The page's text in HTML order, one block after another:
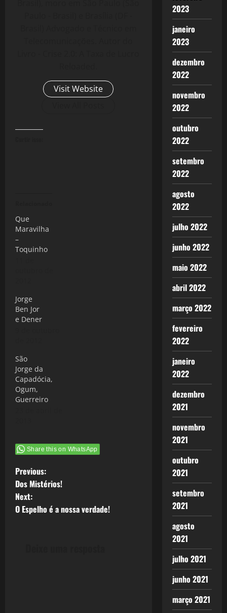
Visit Website
Que
Maravilha
–
Toquinho
Jorge
Ben Jor
e Dener
São
Jorge da
Capadócia,
Ogum,
Guerreiro
Share this on WhatsApp
P
o
s
Previous:
Dos Mistérios!
Next:
O Espelho é a nossa verdade!
2023
janeiro
2023
dezembro
2022
novembro
2022
outubro
2022
setembro
2022
agosto
2022
julho 2022
junho 2022
maio 2022
abril 2022
março 2022
fevereiro
2022
janeiro
2022
dezembro
2021
novembro
2021
outubro
2021
setembro
2021
agosto
2021
julho 2021
junho 2021
março 2021